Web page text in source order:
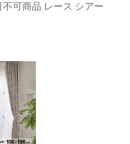
可商品 レース シアー